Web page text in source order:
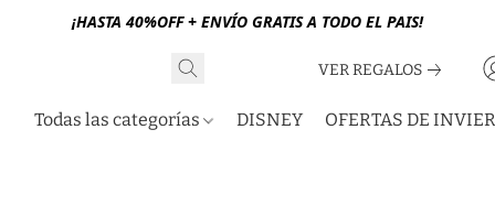
¡HASTA 40%OFF + ENVÍO GRATIS A TODO EL PAIS!
VER REGALOS
Todas las categorías DISNEY OFERTAS DE